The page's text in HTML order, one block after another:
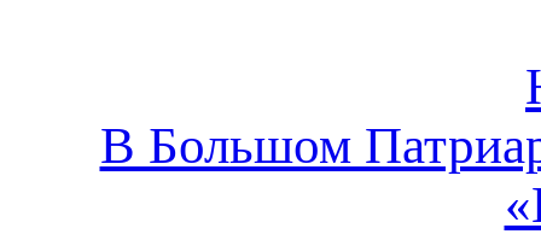
В Большом